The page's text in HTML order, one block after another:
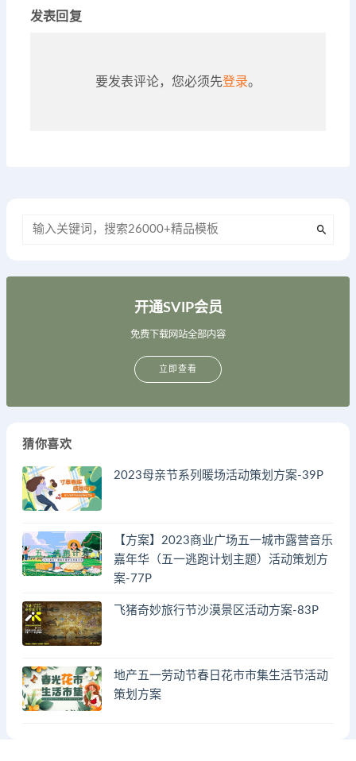
发表回复
要发表评论，您必须先登录。
开通SVIP会员
免费下载网站全部内容
立即查看
猜你喜欢
2023母亲节系列暖场活动策划方案-39P
【方案】2023商业广场五一城市露营音乐
嘉年华（五一逃跑计划主题）活动策划方
案-77P
飞猪奇妙旅行节沙漠景区活动方案-83P
地产五一劳动节春日花市市集生活节活动
策划方案